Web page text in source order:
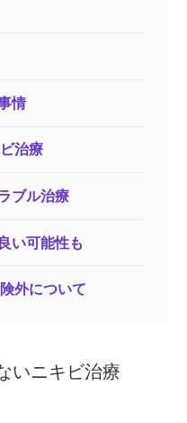
情
治療
ブル治療
い可能性も
外について
いニキビ治療